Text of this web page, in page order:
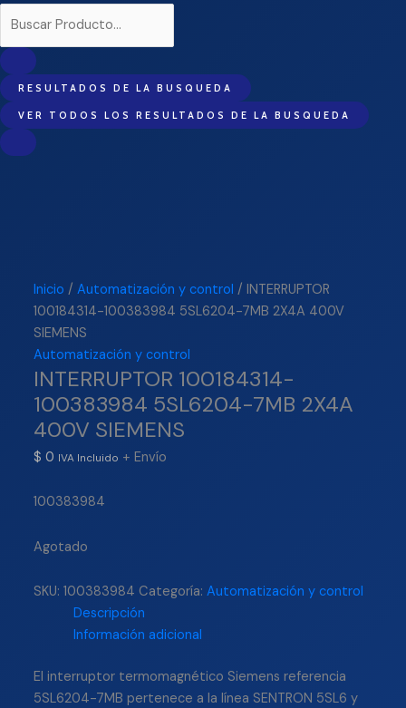
RESULTADOS DE LA BUSQUEDA
VER TODOS LOS RESULTADOS DE LA BUSQUEDA
Inicio /Automatización y control / INTERRUPTOR
100184314-100383984 5SL6204-7MB 2X4A 400V
SIEMENS
Automatización y control
INTERRUPTOR 100184314-
100383984 5SL6204-7MB 2X4A
400V SIEMENS
$ 0 IVA Incluido + Envío
100383984
Agotado
SKU:100383984 Categoría:Automatización y control
Descripción
Información adicional
El interruptor termomagnético Siemens referencia
5SL6204-7MB pertenece a la línea SENTRON 5SL6 y